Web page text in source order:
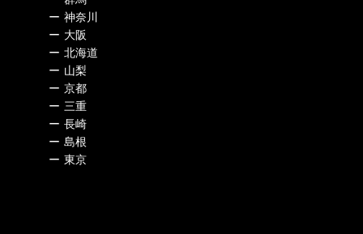
ー 神奈川
ー 大阪
ー 北海道
ー 山梨
ー 京都
ー 三重
ー 長崎
ー 島根
ー 東京